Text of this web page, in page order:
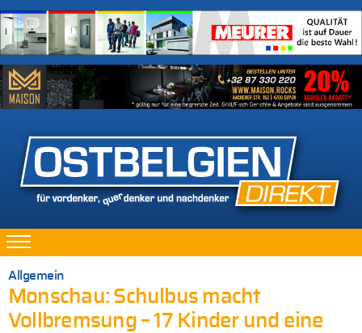
Allgemein
Monschau: Schulbus macht
Vollbremsung – 17 Kinder und eine